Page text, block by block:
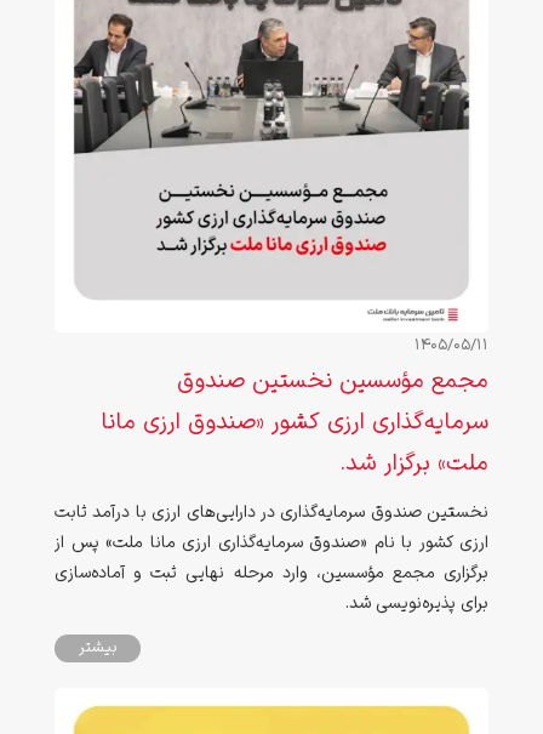
1405/05/11
مجمع مؤسسین نخستین صندوق
سرمایه‌گذاری ارزی کشور «صندوق ارزی مانا
ملت» برگزار شد.
نخستین صندوق سرمایه‌گذاری در دارایی‌های ارزی با درآمد ثابت
ارزی کشور با نام «صندوق سرمایه‌گذاری ارزی مانا ملت» پس از
برگزاری مجمع مؤسسین، وارد مرحله نهایی ثبت و آماده‌سازی
برای پذیره‌نویسی شد.
بیشتر